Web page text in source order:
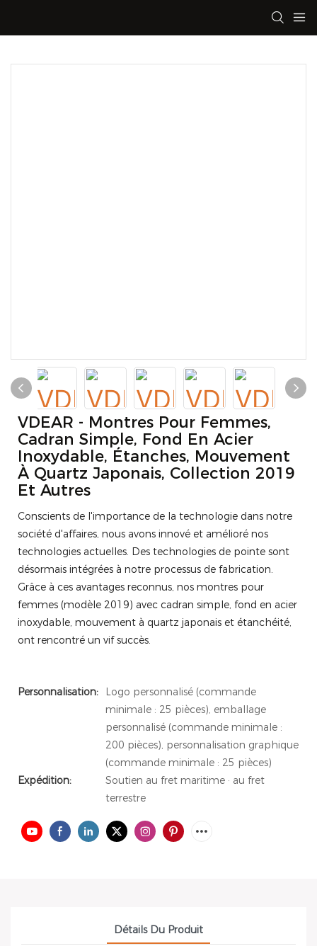
VDEAR - Montres Pour Femmes,
Cadran Simple, Fond En Acier
Inoxydable, Étanches, Mouvement
À Quartz Japonais, Collection 2019
Et Autres
Conscients de l'importance de la technologie dans notre
société d'affaires, nous avons innové et amélioré nos
technologies actuelles. Des technologies de pointe sont
désormais intégrées à notre processus de fabrication.
Grâce à ces avantages reconnus, nos montres pour
femmes (modèle 2019) avec cadran simple, fond en acier
inoxydable, mouvement à quartz japonais et étanchéité,
ont rencontré un vif succès.
Personnalisation:
Logo personnalisé (commande
minimale : 25 pièces), emballage
personnalisé (commande minimale :
200 pièces), personnalisation graphique
(commande minimale : 25 pièces)
Expédition:
Soutien au fret maritime · au fret
terrestre
Détails Du Produit